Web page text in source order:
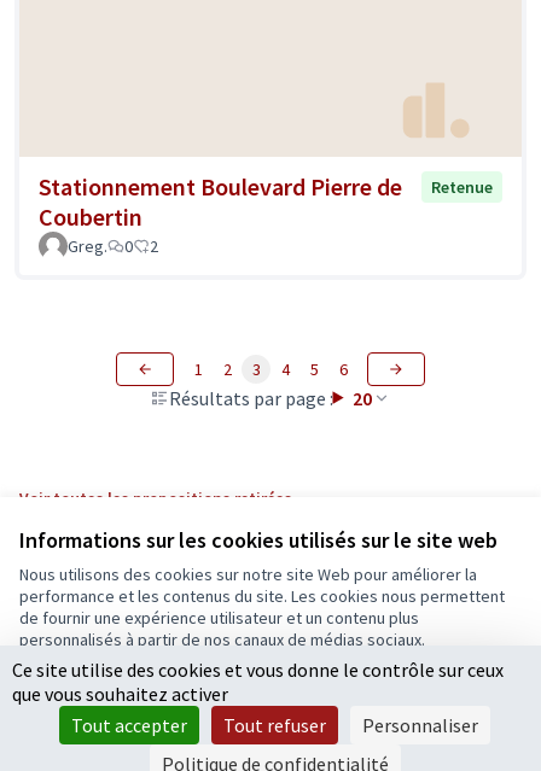
Informations sur les cookies utilisés sur le site web
Nous utilisons des cookies sur notre site Web pour améliorer la
performance et les contenus du site. Les cookies nous permettent
de fournir une expérience utilisateur et un contenu plus
personnalisés à partir de nos canaux de médias sociaux.
Tout accepter
Accepter seulement les cookies essentiels
Paramètres
Stationnement Boulevard Pierre de
Coubertin
Retenue
Greg. 0 2
Résultats par page : 20
1 2 3 4 5 6
Voir toutes les propositions retirées
Conditions d'utilisation
Paramètres des cookies
Ecrivons Angers sur X
(Lien externe)
Ecrivons Angers sur Facebook
(Lien externe)
logiciel libre Decidim .
Licence
(Lien
Ce site utilise des cookies et vous donne le contrôle sur ceux
que vous souhaitez activer
Tout accepter
Tout refuser
Personnaliser
Politique de confidentialité